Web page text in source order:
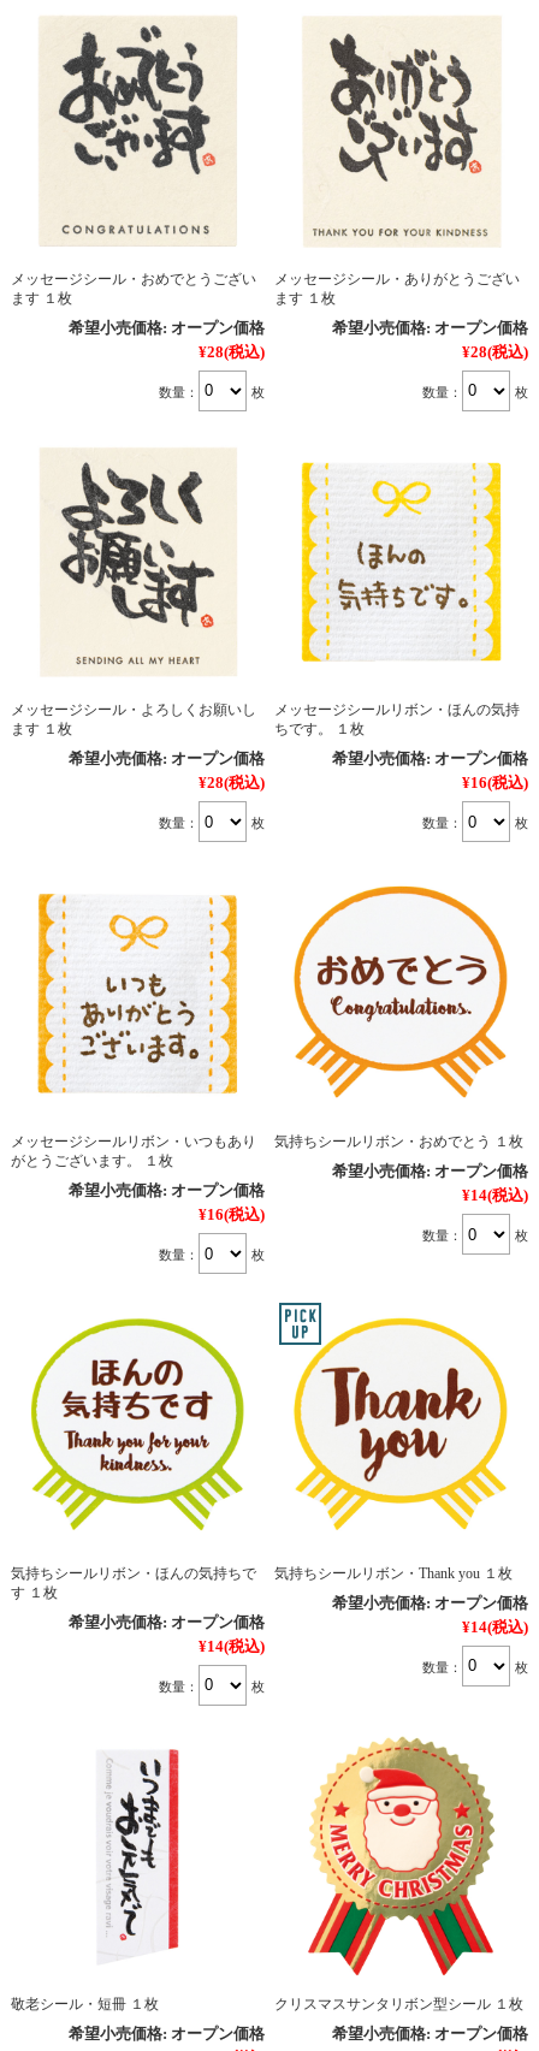
メッセージシール・おめでとうござい
ます １枚
希望小売価格: オープン価格
¥28(税込)
数量： 枚
メッセージシール・ありがとうござい
ます １枚
希望小売価格: オープン価格
¥28(税込)
数量： 枚
メッセージシール・よろしくお願いし
ます １枚
希望小売価格: オープン価格
¥28(税込)
数量： 枚
メッセージシールリボン・ほんの気持
ちです。 １枚
希望小売価格: オープン価格
¥16(税込)
数量： 枚
メッセージシールリボン・いつもあり
がとうございます。 １枚
希望小売価格: オープン価格
¥16(税込)
数量： 枚
気持ちシールリボン・おめでとう １枚
希望小売価格: オープン価格
¥14(税込)
数量： 枚
気持ちシールリボン・ほんの気持ちで
す １枚
希望小売価格: オープン価格
¥14(税込)
数量： 枚
気持ちシールリボン・Thank you １枚
希望小売価格: オープン価格
¥14(税込)
数量： 枚
敬老シール・短冊 １枚
希望小売価格: オープン価格
クリスマスサンタリボン型シール １枚
希望小売価格: オープン価格